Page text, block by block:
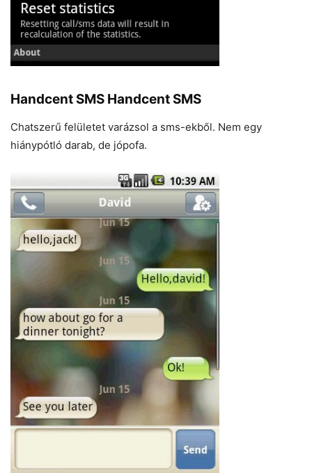
Handcent SMS Handcent SMS
Chatszerű felületet varázsol a sms-ekből. Nem egy
hiánypótló darab, de jópofa.